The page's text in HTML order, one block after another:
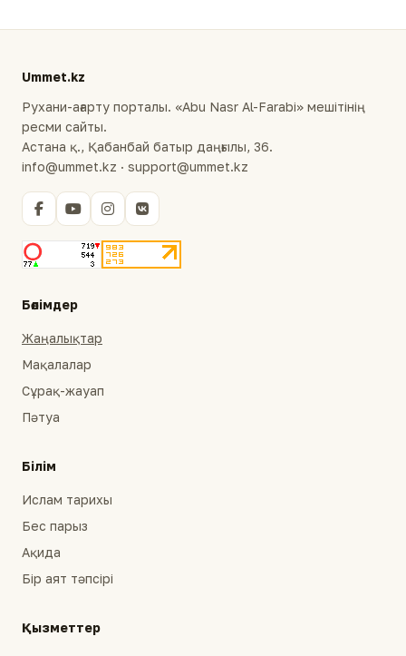
Ummet.kz
Рухани-ағарту порталы. «Abu Nasr Al-Farabi» мешітінің
ресми сайты.
Астана қ., Қабанбай батыр даңғылы, 36.
info@ummet.kz · support@ummet.kz
Бөлімдер
Жаңалықтар
Мақалалар
Сұрақ-жауап
Пәтуа
Білім
Ислам тарихы
Бес парыз
Ақида
Бір аят тәпсірі
Қызметтер